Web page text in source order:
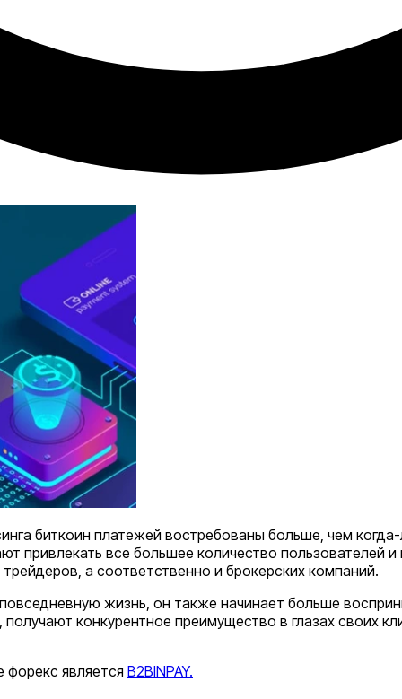
биткоин платежей востребованы больше, чем
привлекать все большее количество пользователей
а соответственно и брокерских компаний.
жизнь, он также начинает больше
конкурентное преимущество в глазах своих
является B2BINPAY.